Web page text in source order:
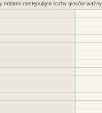
następujące liczby głosów